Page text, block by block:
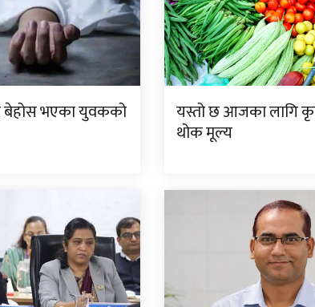
बेहोस भएका युवकको यस्तो छ आजका लागि
थोक मूल्य